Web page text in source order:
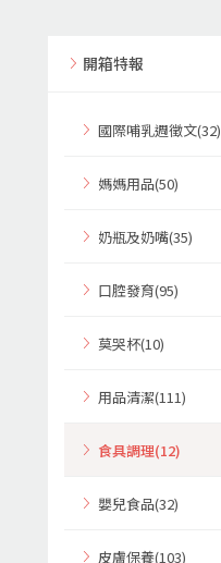
開箱特報
國際哺乳週徵文(32)
媽媽用品(50)
奶瓶及奶嘴(35)
口腔發育(95)
莫哭杯(10)
用品清潔(111)
食具調理(12)
嬰兒食品(32)
皮膚保養(103)